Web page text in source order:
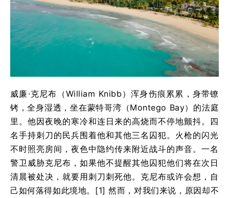
威廉·克尼布（William Knibb）浑身伤痕累累，身带镣
铐，全身湿透，坐在蒙特哥湾（Montego Bay）的法庭
里。他因夜晚的寒冷和连日来的高烧而不停地颤抖。四
名手持刺刀的民兵围着他和其他三名囚犯。火枪的闪光
不时照亮房间，夜色中隐约传来附近战斗的声音。一名
警卫威胁克尼布，如果他不提醒其他囚犯他们将在次日
清晨被处决，就要用刺刀刺死他。克尼布或许会想，自
己如何落得如此境地。[1] 然而，对我们来说，原因却不